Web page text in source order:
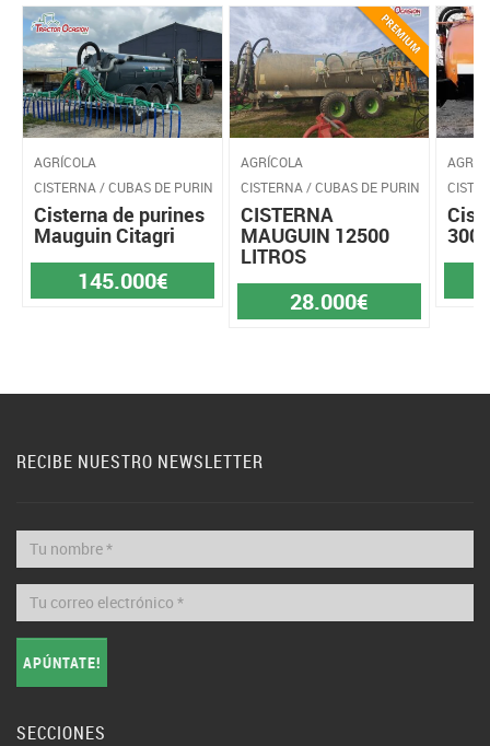
AGRÍCOLA
CISTERNA / CUBAS DE PURIN
Cisterna de purines
Mauguin Citagri
145.000€
AGRÍCOLA
CISTERNA / CUBAS DE PURIN
CISTERNA
MAUGUIN 12500
LITROS
28.000€
RECIBE NUESTRO NEWSLETTER
APÚNTATE!
SECCIONES